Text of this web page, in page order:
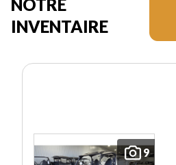
NOTRE
INVENTAIRE
9